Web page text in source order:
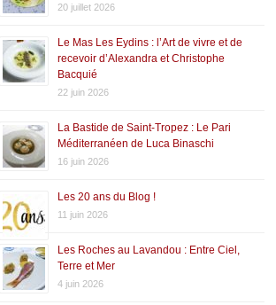
20 juillet 2026
Le Mas Les Eydins : l’Art de vivre et de
recevoir d’Alexandra et Christophe
Bacquié
22 juin 2026
La Bastide de Saint-Tropez : Le Pari
Méditerranéen de Luca Binaschi
16 juin 2026
Les 20 ans du Blog !
11 juin 2026
Les Roches au Lavandou : Entre Ciel,
Terre et Mer
4 juin 2026